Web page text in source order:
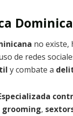
no existe,
de redes
y combate a
grooming,